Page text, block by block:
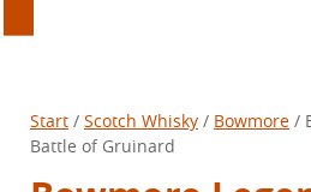
Start / Scotch Whisky / Bowmore /
Battle of Gruinard